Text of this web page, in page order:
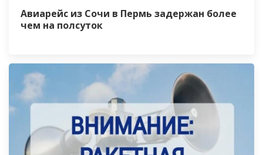
Авиарейс из Сочи в Пермь задержан более
чем на полсуток